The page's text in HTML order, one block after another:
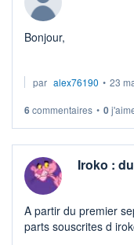
Bonjour,
semble très
de SCPI en dém ...
par alex76190 • 23
6commentaires • 0
Iroko :
A partir du premier
parts souscrites d